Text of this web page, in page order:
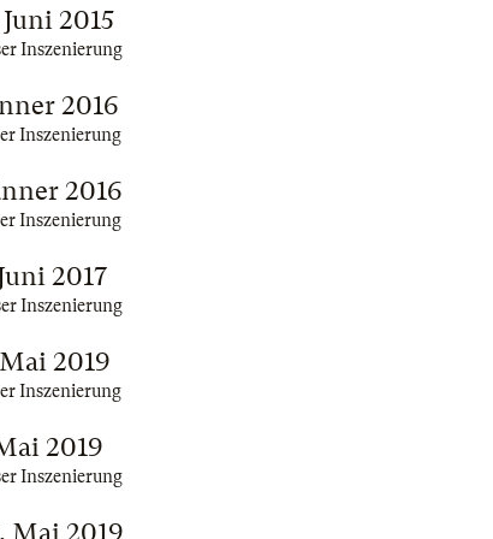
2015
Inszenierung
2016
Inszenierung
2016
Inszenierung
2017
Inszenierung
2019
Inszenierung
2019
Inszenierung
Mai 2019